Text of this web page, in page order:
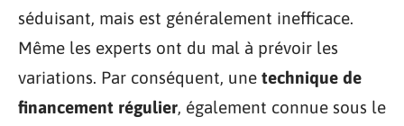
séduisant, mais est généralement inefficace.
Même les experts ont du mal à prévoir les
variations. Par conséquent, une technique de
financement régulier, également connue sous le